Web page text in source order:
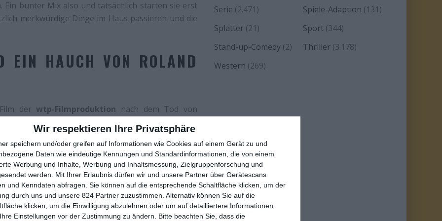
Wir respektieren Ihre Privatsphäre
speichern und/oder greifen auf Informationen wie Cookies auf einem Gerät zu und
Daten wie eindeutige Kennungen und Standardinformationen, die von einem
Werbung und Inhalte, Werbung und Inhaltsmessung, Zielgruppenforschung und
werden.
Mit Ihrer Erlaubnis dürfen wir und unsere Partner über Gerätescans
und Kenndaten abfragen. Sie können auf die entsprechende Schaltfläche klicken, um der
durch uns und unsere 824 Partner zuzustimmen. Alternativ können Sie auf die
klicken, um die Einwilligung abzulehnen oder um auf detailliertere Informationen
Einstellungen vor der Zustimmung zu ändern.
Bitte beachten Sie, dass die
Ein bunter Mix also und tatsächlich starten sie erst
merkwürdige Dinge im Haus passieren und die
EIN HAUCH VON ROLAND
der wtp-Filmproduktion nach dem Tod von
ein Konzept, das im Theater zwar durchaus üblich,
zu Rebers Zeiten war die Arbeitsweise bei wtp
immer noch eine typische Handschrift trägt.
Mira Gittner und Antje Nikola Mönning, die beide
das Drehbuch. Wer also mit den bisherigen
oderRoland Rebers Todesrevue, etwas anfangen
sich bislang noch nicht mit dem Stil anfreunden
Serie (2.471) Spiele-Adaption (131)
Splatter (21) Sport(344)
Stand-up-Comedy (2) Thriller(3.178)
Western (269)